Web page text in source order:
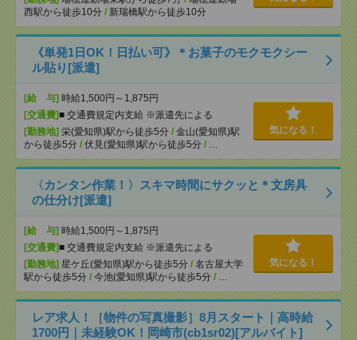
西駅から徒歩10分 / 新瑞橋駅から徒歩10分
《単発1日OK！日払い可》＊お菓子のモクモクシー
ル貼り[派遣]
[給 与] 時給1,500円～1,875円
[交通費]■ 交通費規定内支給 ※派遣先による
[勤務地] 栄(愛知県)駅から徒歩5分 / 金山(愛知県)駅
から徒歩5分 / 伏見(愛知県)駅から徒歩5分 / …
気になる！
〈カンタン作業！〉スキマ時間にサクッと＊文房具
の仕分け[派遣]
[給 与] 時給1,500円～1,875円
[交通費]■ 交通費規定内支給 ※派遣先による
[勤務地] 星ケ丘(愛知県)駅から徒歩5分 / 名古屋大学
駅から徒歩5分 / 今池(愛知県)駅から徒歩5分 / …
気になる！
レア求人！［物件の写真撮影］8月スタート｜高時給
1700円｜未経験OK！岡崎市(cb1sr02)[アルバイト]